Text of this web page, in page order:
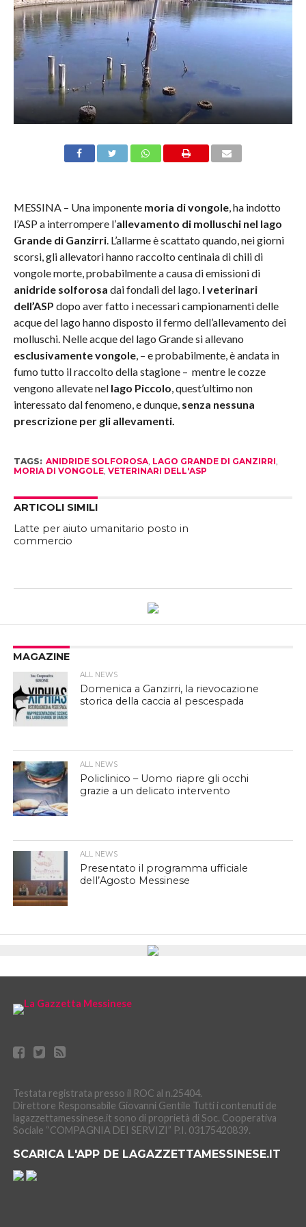
MESSINA – Una imponente moria di vongole, ha indotto
l’ASP a interrompere l’allevamento di molluschi nel lago
Grande di Ganzirri. L’allarme è scattato quando, nei giorni
scorsi, gli allevatori hanno raccolto centinaia di chili di
vongole morte, probabilmente a causa di emissioni di
anidride solforosa dai fondali del lago. I veterinari
dell’ASP dopo aver fatto i necessari campionamenti delle
acque del lago hanno disposto il fermo dell’allevamento dei
molluschi. Nelle acque del lago Grande si allevano
esclusivamente vongole, – e probabilmente, è andata in
fumo tutto il raccolto della stagione – mentre le cozze
vengono allevate nel lago Piccolo , quest’ultimo non
interessato dal fenomeno, e dunque, senza nessuna
prescrizione per gli allevamenti.
TAGS: ANIDRIDE SOLFOROSA, LAGO GRANDE DI GANZIRRI
MORIA DI VONGOLE, VETERINARI DELL'ASP
ARTICOLI SIMILI
Latte per aiuto umanitario posto in
commercio
MAGAZINE
ALL NEWS
Domenica a Ganzirri, la rievocazione
storica della caccia al pescespada
ALL NEWS
Policlinico – Uomo riapre gli occhi
grazie a un delicato intervento
ALL NEWS
Presentato il programma ufficiale
dell’Agosto Messinese
Testata registrata presso il ROC al n.25404.
Direttore Responsabile Giovanni Gentile Tutti i contenuti de
lagazzettamessinese.it sono di proprietà di Soc. Cooperativa
Sociale “COMPAGNIA DEI SERVIZI” P.I. 03175420839.
SCARICA L'APP DE LAGAZZETTAMESSINESE.IT